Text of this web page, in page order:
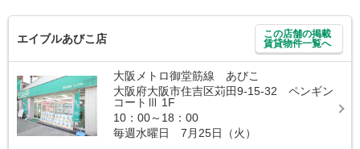
エイブルあびこ店
この店舗の掲載
賃貸物件一覧へ
大阪メトロ御堂筋線 あびこ
大阪府大阪市住吉区苅田9-15-32 ペンギン
コートⅢ 1F
10：00～18：00
毎週水曜日 7月25日（火）